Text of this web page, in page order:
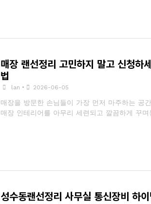
매장 랜선정리 고민하지 말고 신청하
법
lan • 2026-06-05
매장을 방문한 손님들이 가장 먼저 마주하는 공
매장 인테리어를 아무리 세련되고 깔끔하게 꾸
성수동랜선정리 사무실 통신장비 하